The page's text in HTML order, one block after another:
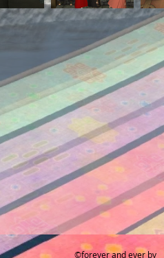
​©forever and ever by